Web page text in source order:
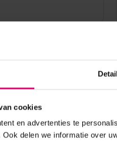
cookies
en advertenties te
delen we informatie over